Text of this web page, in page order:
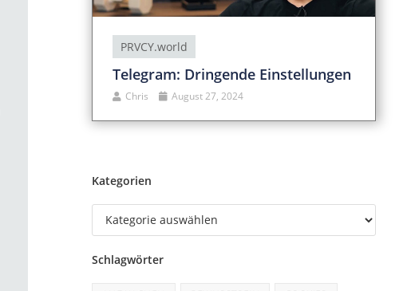
PRVCY.world
Telegram: Dringende Einstellungen
Chris August 27, 2024
Kategorien
Schlagwörter